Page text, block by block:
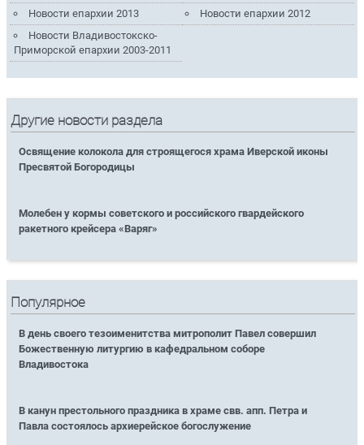
Новости епархии 2013
Новости епархии 2012
Новости Владивостокско-
Приморской епархии 2003-2011
Другие новости раздела
Освящение колокола для строящегося храма Иверской иконы
Пресвятой Богородицы
Молебен у кормы советского и российского гвардейского
ракетного крейсера «Варяг»
Популярное
В день своего тезоименитства митрополит Павел совершил
Божественную литургию в кафедральном соборе
Владивостока
В канун престольного праздника в храме свв. апп. Петра и
Павла состоялось архиерейское богослужение